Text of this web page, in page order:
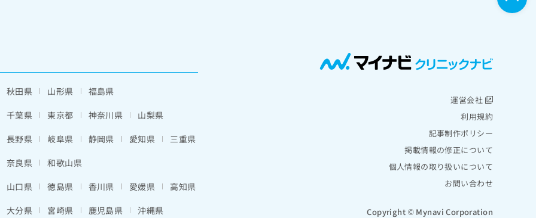
秋田県 山形県
福島県
千葉県
東京都 神奈川県
山梨県
長野県
岐阜県 静岡県 愛知県
三重県
奈良県
和歌山県
山口県
徳島県 香川県 愛媛県
高知県
大分県
宮崎県 鹿児島県 沖縄県
運営会社
利用規約
記事制作ポリシー
掲載情報の修正について
個人情報の取り扱いについて
お問い合わせ
Copyright © Mynavi Corporation